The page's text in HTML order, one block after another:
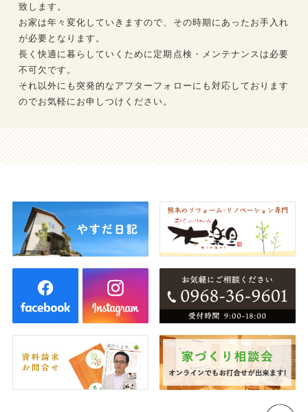
致します。
お家は年々変化していきますので、その時期にあったお手入れ
が必要となります。
長く快適に暮らしていくために定期点検・メンテナンスは必要
不可欠です。
それ以外にも突発的なアフターフォローにも対応しております
のでお気軽にお申しつけください。